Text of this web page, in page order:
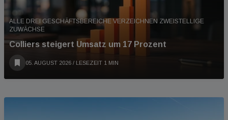
ALLE DREI GESCHÄFTSBEREICHE VERZEICHNEN ZWEISTELLIGE
ZUWÄCHSE
Colliers steigert Umsatz um 17 Prozent
05. AUGUST 2026 / LESEZEIT 1 MIN